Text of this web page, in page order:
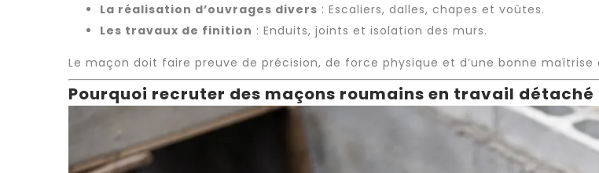
La réalisation d’ouvrages divers : Escaliers, dalles, chapes et voûtes.
Les travaux de finition : Enduits, joints et isolation des murs.
Le maçon doit faire preuve de précision, de force physique et d’une bonne
Pourquoi recruter des maçons roumains en travail détaché